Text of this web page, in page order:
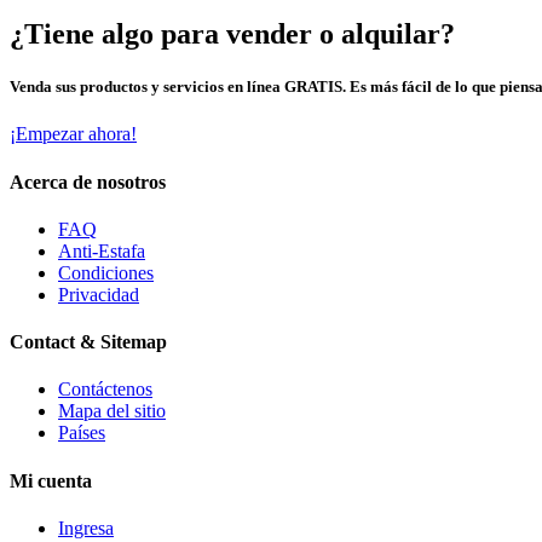
¿Tiene algo para vender o alquilar?
Venda sus productos y servicios en línea GRATIS. Es más fácil de lo que
¡Empezar ahora!
Acerca de nosotros
FAQ
Anti-Estafa
Condiciones
Privacidad
Contact & Sitemap
Contáctenos
Mapa del sitio
Países
Mi cuenta
Ingresa